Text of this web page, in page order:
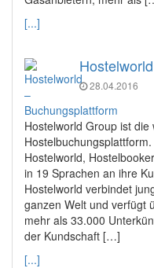
[...]
28.04.2016
Hostelworld Group ist
Hostelworld,
in 19 Sprachen an ihre
Hostelworld verbindet
ganzen Welt und verfügt
mehr als 33.000
der Kundschaft […]
[...]